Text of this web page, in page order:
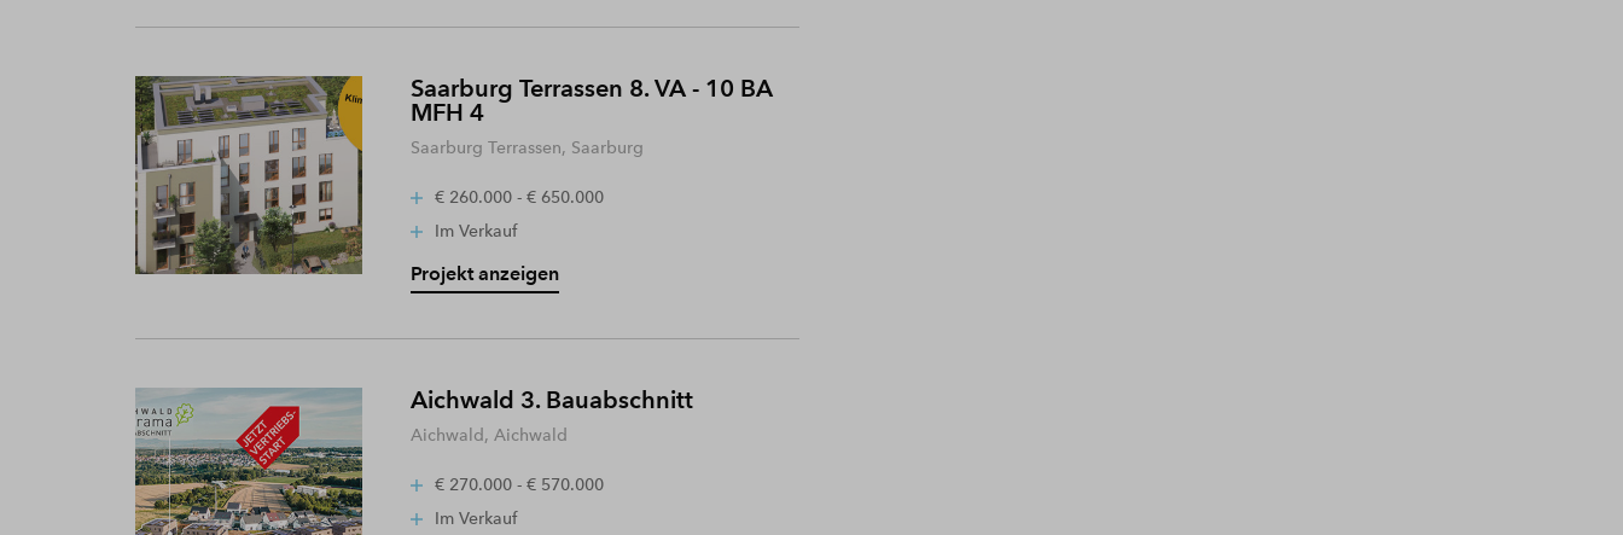
Saarburg Terrassen 8. VA - 10 BA
MFH 4
Saarburg Terrassen, Saarburg
€ 260.000 - € 650.000
Im Verkauf
Projekt anzeigen
Aichwald 3. Bauabschnitt
Aichwald, Aichwald
€ 270.000 - € 570.000
Im Verkauf